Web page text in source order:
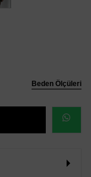
Beden Ölçüleri
SİPARİŞ